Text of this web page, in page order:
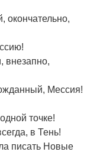
окончательно,
внезапно,
Мессия!
точке!
в Тень!
писать Новые